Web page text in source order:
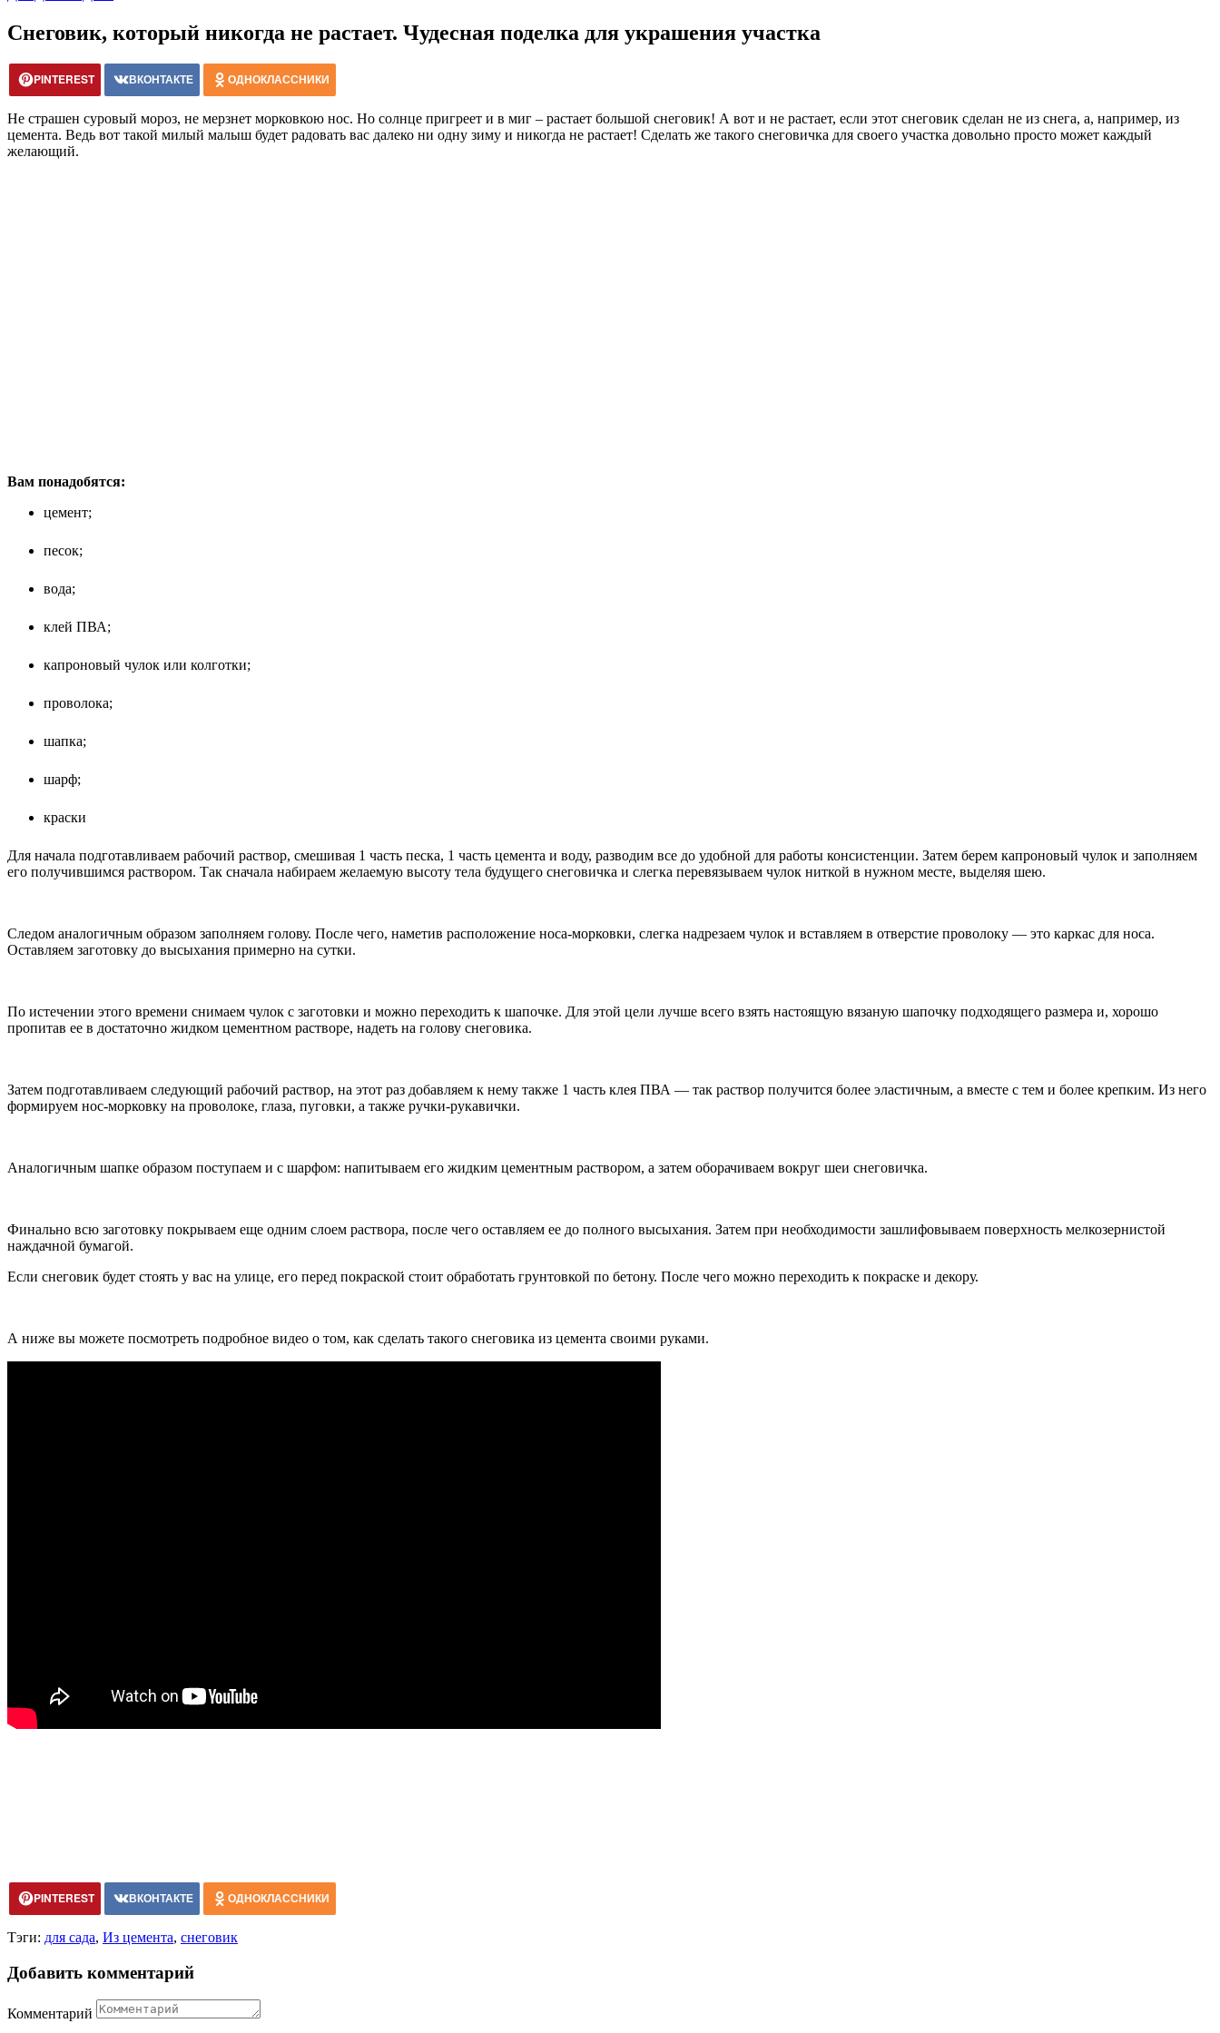
Снеговик, который никогда не растает. Чудесная поделка для украшения участка
PINTEREST ВКОНТАКТЕ ОДНОКЛАССНИКИ
Не страшен суровый мороз, не мерзнет морковкою нос. Но солнце пригреет и в миг – растает большой снеговик! А вот и не растает, если этот снеговик сделан не из снега, а, например, из
цемента. Ведь вот такой милый малыш будет радовать вас далеко ни одну зиму и никогда не растает! Сделать же такого снеговичка для своего участка довольно просто может каждый
желающий.
Вам понадобятся:
цемент;
песок;
вода;
клей ПВА;
капроновый чулок или колготки;
проволока;
шапка;
шарф;
краски
Для начала подготавливаем рабочий раствор, смешивая 1 часть песка, 1 часть цемента и воду, разводим все до удобной для работы консистенции. Затем берем капроновый чулок и заполняем
его получившимся раствором. Так сначала набираем желаемую высоту тела будущего снеговичка и слегка перевязываем чулок ниткой в нужном месте, выделяя шею.
Следом аналогичным образом заполняем голову. После чего, наметив расположение носа-морковки, слегка надрезаем чулок и вставляем в отверстие проволоку — это каркас для носа.
Оставляем заготовку до высыхания примерно на сутки.
По истечении этого времени снимаем чулок с заготовки и можно переходить к шапочке. Для этой цели лучше всего взять настоящую вязаную шапочку подходящего размера и, хорошо
пропитав ее в достаточно жидком цементном растворе, надеть на голову снеговика.
Затем подготавливаем следующий рабочий раствор, на этот раз добавляем к нему также 1 часть клея ПВА — так раствор получится более эластичным, а вместе с тем и более крепким. Из него
формируем нос-морковку на проволоке, глаза, пуговки, а также ручки-рукавички.
Аналогичным шапке образом поступаем и с шарфом: напитываем его жидким цементным раствором, а затем оборачиваем вокруг шеи снеговичка.
Финально всю заготовку покрываем еще одним слоем раствора, после чего оставляем ее до полного высыхания. Затем при необходимости зашлифовываем поверхность мелкозернистой
наждачной бумагой.
Если снеговик будет стоять у вас на улице, его перед покраской стоит обработать грунтовкой по бетону. После чего можно переходить к покраске и декору.
А ниже вы можете посмотреть подробное видео о том, как сделать такого снеговика из цемента своими руками.
PINTEREST ВКОНТАКТЕ ОДНОКЛАССНИКИ
Тэги: для сада, Из цемента, снеговик
Добавить комментарий
Комментарий